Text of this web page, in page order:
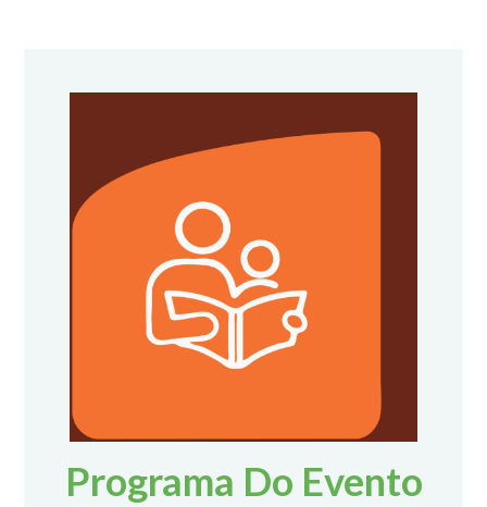
Programa Do Evento